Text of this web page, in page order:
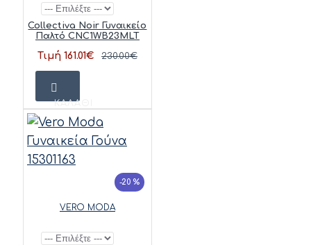
Collectiva Noir Γυναικείο
Παλτό CNC1WB23MLT
Τιμή 161.01€ 230.00€
ΚΑΛΆΘΙ
-20 %
VERO MODA